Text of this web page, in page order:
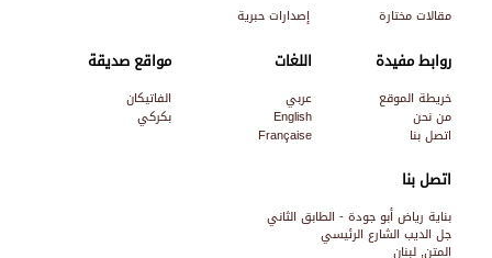
اتصل بنا
بناية رياض أبو جودة - الطابق الثاني
جل الديب الشارع الرئيسي
المتن, لبنان
مقالات مختارة
إصدارات حبرية
روابط مفيدة
خريطة الموقع
من نحن
اتصل بنا
اللغات
عربي
English
Française
مواقع صديقة
الفاتيكان
بكركي